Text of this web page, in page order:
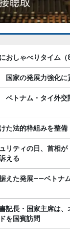
おしゃべりタイム（
国家の発展力強化に
ベトナム・タイ外交
た法的枠組みを整備
リティの日、首相
える
えた発展――ベトナ
記長・国家主席は
を国賓訪問